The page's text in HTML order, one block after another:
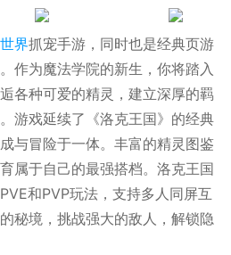
界抓宠手游，同时也是经典页游
作为魔法学院的新生，你将踏入
各种可爱的精灵，建立深厚的羁
游戏延续了《洛克王国》的经典
与冒险于一体。丰富的精灵图鉴
属于自己的最强搭档。洛克王国
和PVP玩法，支持多人同屏互
秘境，挑战强大的敌人，解锁隐